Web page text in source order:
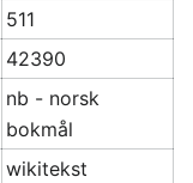
511
42390
nb - norsk
bokmål
wikitekst